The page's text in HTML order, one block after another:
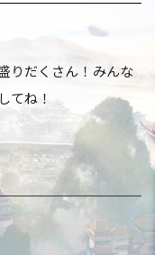
りだくさん！みんな
てね！